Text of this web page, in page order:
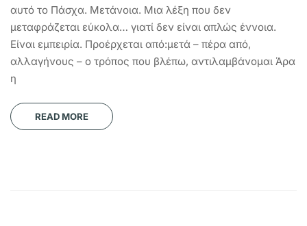
αυτό το Πάσχα. Μετάνοια. Μια λέξη που δεν
μεταφράζεται εύκολα… γιατί δεν είναι απλώς έννοια.
Είναι εμπειρία. Προέρχεται από:μετά – πέρα από,
αλλαγήνους – ο τρόπος που βλέπω, αντιλαμβάνομαι Άρα
η
READ MORE